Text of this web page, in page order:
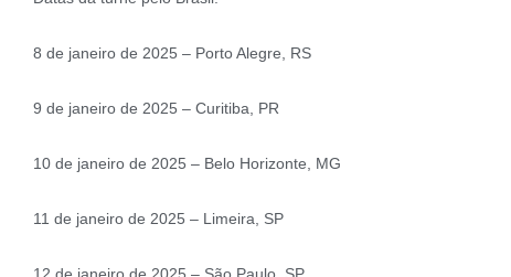
8 de janeiro de 2025 – Porto Alegre, RS
9 de janeiro de 2025 – Curitiba, PR
10 de janeiro de 2025 – Belo Horizonte, MG
11 de janeiro de 2025 – Limeira, SP